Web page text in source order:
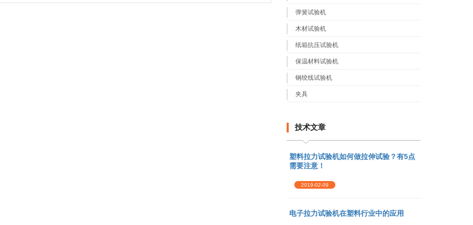
弹簧试验机
木材试验机
纸箱抗压试验机
保温材料试验机
钢绞线试验机
夹具
技术文章
塑料拉力试验机如何做拉伸试验？有5点
需要注意！
2019-02-09
电子拉力试验机在塑料行业中的应用